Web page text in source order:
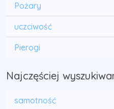
Pożary
uczciwość
Pierogi
Najczęściej
samotność